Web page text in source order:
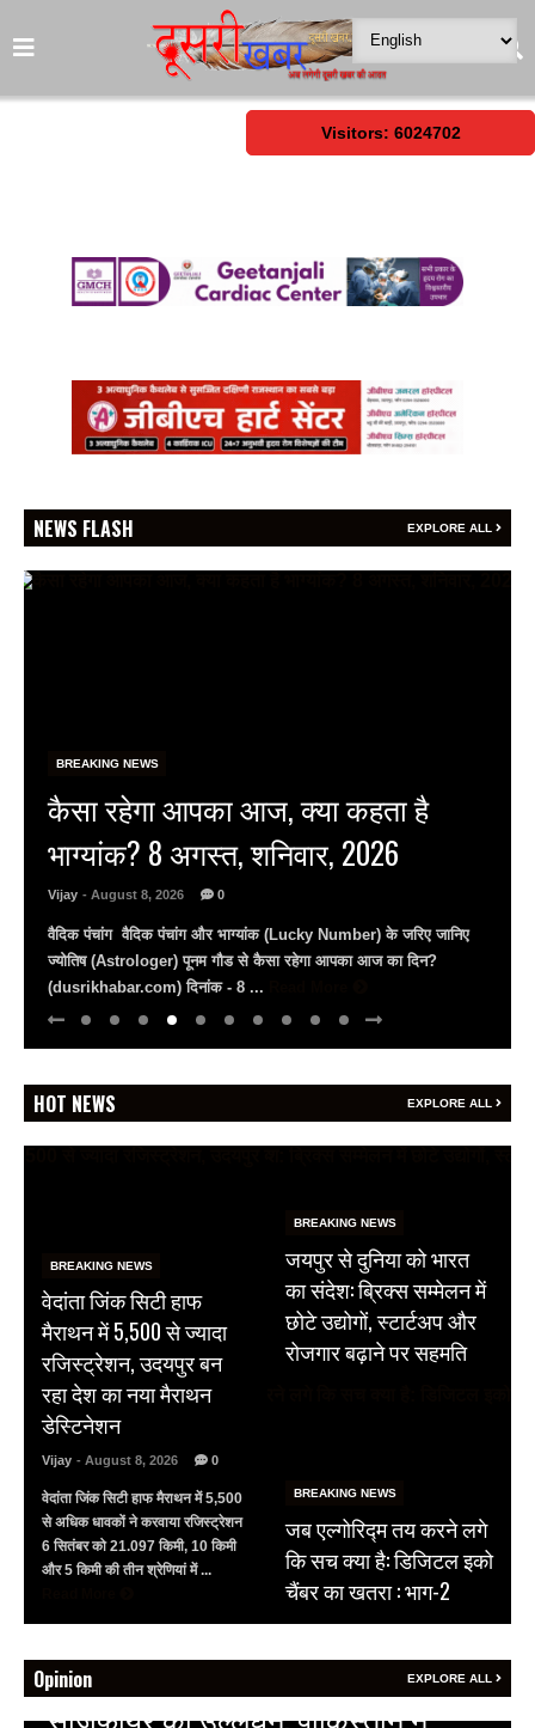
Visitors: 6024702
NEWS FLASH EXPLORE ALL
राष्ट्रीय हथकरघा दिवस पर जयपुर के
जेकेके में राज्य स्तरीय समारोह, बुनकर
राज्यस्तरीय पुरस्कार से सम्मानित…
Vijay - August 8, 2026 0
राष्ट्रीय हथकरघा दिवस: जेकेके में दिखी बुनकरों की प्रतिभा मंत्री राज्यवर्धन
राठौड़ बोले– भारतीय हथकरघा को पीएम मोदी ने दिलाई वैश्विक पहचान युवाओं से
अपील, ... Read More
HOT NEWS EXPLORE ALL
BREAKING NEWS
वेदांता जिंक सिटी हाफ
मैराथन में 5,500 से ज्यादा
रजिस्ट्रेशन, उदयपुर बन
रहा देश का नया मैराथन
डेस्टिनेशन
Vijay - August 8, 2026 0
वेदांता जिंक सिटी हाफ मैराथन में 5,500
से अधिक धावकों ने करवाया रजिस्ट्रेशन
6 सितंबर को 21.097 किमी, 10 किमी
और 5 किमी की तीन श्रेणियां में ...
BREAKING NEWS
जयपुर से दुनिया को भारत
का संदेश: ब्रिक्स सम्मेलन में
छोटे उद्योगों, स्टार्टअप और
रोजगार बढ़ाने पर सहमति
BREAKING NEWS
जब एल्गोरिद्म तय करने लगे
कि सच क्या है: डिजिटल इको
चैंबर का खतरा : भाग-2
Opinion EXPLORE ALL